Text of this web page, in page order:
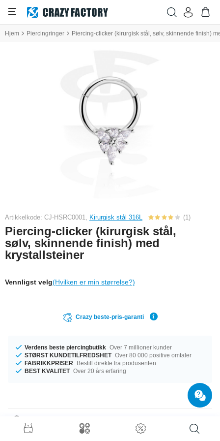
Hjem Piercingringer Piercing-clicker (kirurgisk stål, sølv, skinnende finish)
Artikkelkode: CJ-HSRC0001, Kirurgisk stål 316L (1)
Piercing-clicker (kirurgisk stål,
sølv, skinnende finish) med
krystallsteiner
Vennligst velg(Hvilken er min størrelse?)
Crazy beste-pris-garanti
Verdens beste piercingbutikk Over 7 millioner kunder
STØRST KUNDETILFREDSHET Over 80 000 positive omtaler
FABRIKKPRISER
Bestill direkte fra produsenten
BEST KVALITET Over 20 års erfaring
Den perfekte følgesvenn i enhver anledning … tilgjengelig med et mål på